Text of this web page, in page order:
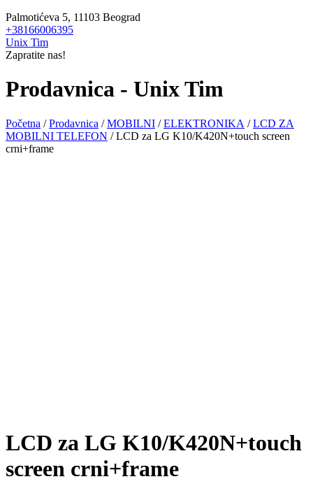
Palmotićeva 5, 11103 Beograd
+38166006395
Unix Tim
Zapratite nas!
Prodavnica - Unix Tim
Početna /Prodavnica /MOBILNI /ELEKTRONIKA /LCD ZA
MOBILNI TELEFON / LCD za LG K10/K420N+touch screen
crni+frame
LCD za LG K10/K420N+touch
screen crni+frame